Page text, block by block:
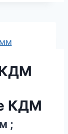
КДМ
;